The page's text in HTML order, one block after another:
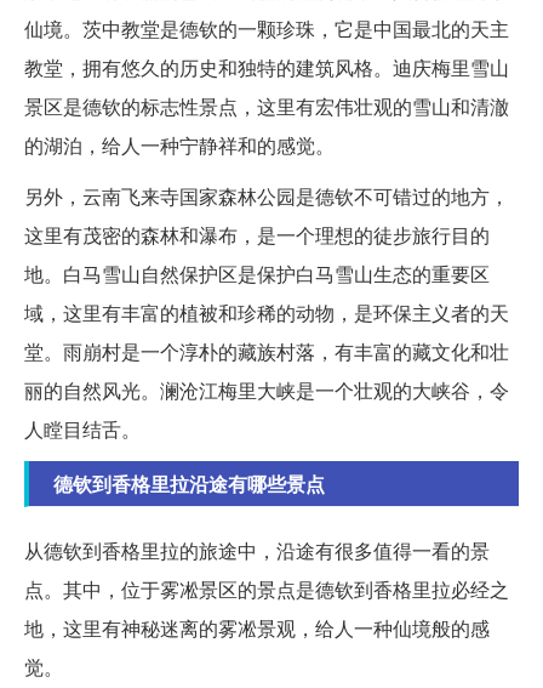
仙境。茨中教堂是德钦的一颗珍珠，它是中国最北的天主
教堂，拥有悠久的历史和独特的建筑风格。迪庆梅里雪山
景区是德钦的标志性景点，这里有宏伟壮观的雪山和清澈
的湖泊，给人一种宁静祥和的感觉。
另外，云南飞来寺国家森林公园是德钦不可错过的地方，
这里有茂密的森林和瀑布，是一个理想的徒步旅行目的
地。白马雪山自然保护区是保护白马雪山生态的重要区
域，这里有丰富的植被和珍稀的动物，是环保主义者的天
堂。雨崩村是一个淳朴的藏族村落，有丰富的藏文化和壮
丽的自然风光。澜沧江梅里大峡是一个壮观的大峡谷，令
人瞠目结舌。
德钦到香格里拉沿途有哪些景点
从德钦到香格里拉的旅途中，沿途有很多值得一看的景
点。其中，位于雾凇景区的景点是德钦到香格里拉必经之
地，这里有神秘迷离的雾凇景观，给人一种仙境般的感
觉。